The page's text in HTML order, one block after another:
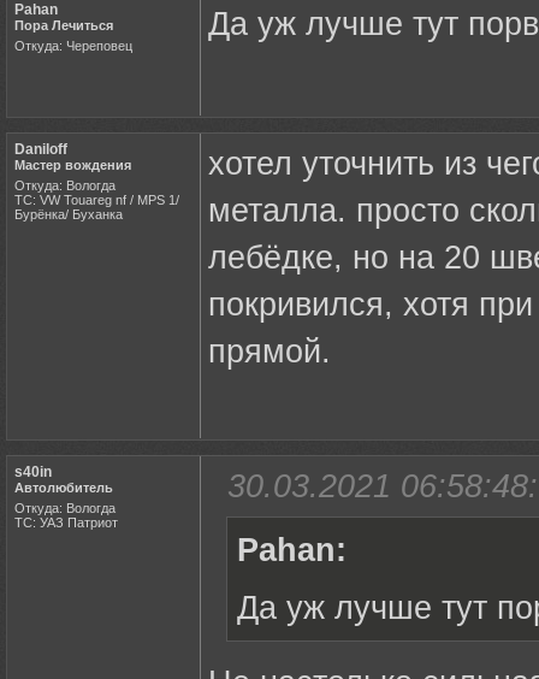
Pahan
Пора Лечиться
Откуда: Череповец
Да уж лучше тут
Daniloff
Мастер вождения
Откуда: Вологда
ТС: VW Touareg nf / MPS 1/
Бурёнка/ Буханка
хотел уточнить из
металла. просто
лебёдке, но на 20
покривился, хотя
прямой.
s40in
Автолюбитель
Откуда: Вологда
ТС: УАЗ Патриот
30.03.2021 06:58:48:
Pahan:
Да уж лучше тут